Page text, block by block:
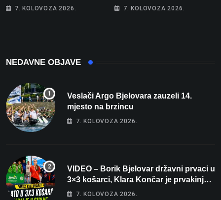
odmor: Pogled na more, tri
7. KOLOVOZA 2026.
sustav i srušio osobni
7. KOLOVOZA 2026.
NEDAVNE OBJAVE
Veslači Argo Bjelovara zauzeli 14.
mjesto na brzincu
7. KOLOVOZA 2026.
VIDEO – Borik Bjelovar državni prvaci u
3×3 košarci, Klara Končar je prvakinja
Hrvatske u stolnom tenisu!
7. KOLOVOZA 2026.